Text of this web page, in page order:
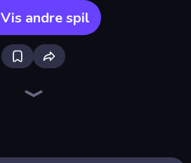
Vis andre spil